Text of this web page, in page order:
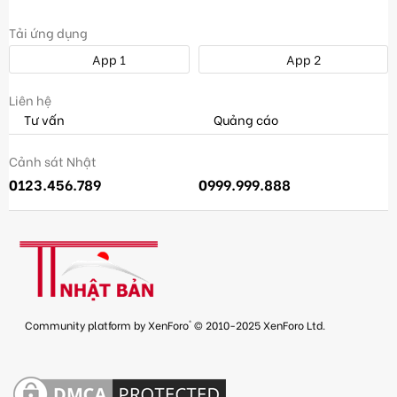
Tải ứng dụng
App 1
App 2
Liên hệ
Tư vấn
Quảng cáo
Cảnh sát Nhật
0123.456.789 0999.999.888
Community platform by XenForo® © 2010-2025 XenForo Ltd.